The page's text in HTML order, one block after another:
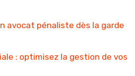
avocat pénaliste dès la garde
: optimisez la gestion de vos